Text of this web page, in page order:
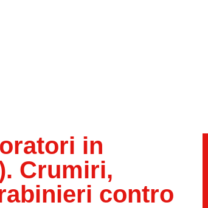
in
Crumiri,
contro